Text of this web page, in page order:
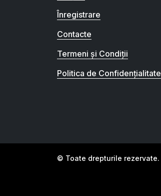
Înregistrare
Contacte
Termeni și Condiții
Politica de Confidențialitate
© Toate drepturile rezervate.